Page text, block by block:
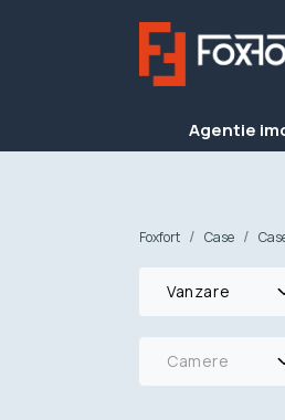
Agentie
Foxfort Case
Vanzare
Camere